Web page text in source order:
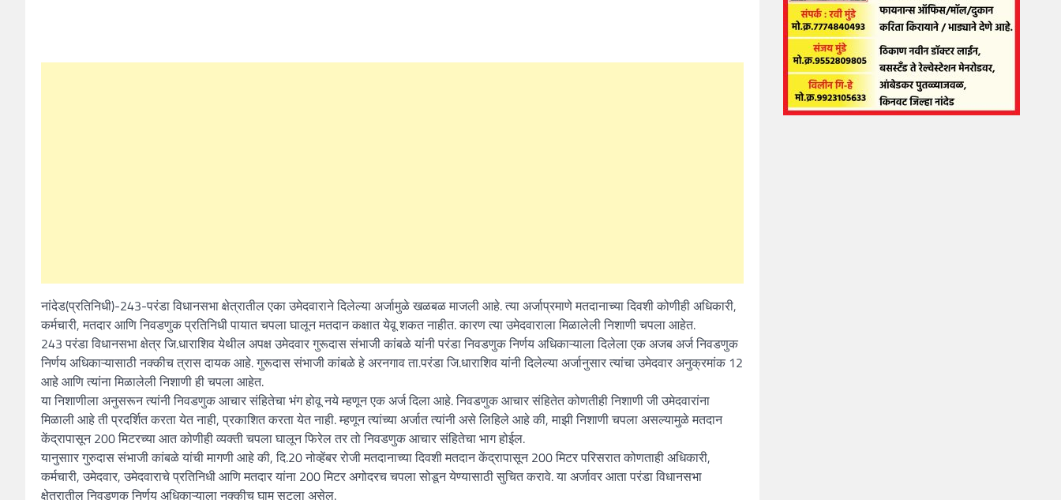
नांदेड(प्रतिनिधी)-243-परंडा विधानसभा क्षेत्रातील एका उमेदवाराने दिलेल्या अर्जामुळे खळबळ माजली आहे. त्या अर्जाप्रमाणे मतदानाच्या दिवशी कोणीही अधिकारी,
कर्मचारी, मतदार आणि निवडणुक प्रतिनिधी पायात चपला घालून मतदान कक्षात येवू शकत नाहीत. कारण त्या उमेदवाराला मिळालेली निशाणी चपला आहेत.
243 परंडा विधानसभा क्षेत्र जि.धाराशिव येथील अपक्ष उमेदवार गुरूदास संभाजी कांबळे यांनी परंडा निवडणुक निर्णय अधिकाऱ्याला दिलेला एक अजब अर्ज निवडणुक
निर्णय अधिकाऱ्यासाठी नक्कीच त्रास दायक आहे. गुरूदास संभाजी कांबळे हे अरनगाव ता.परंडा जि.धाराशिव यांनी दिलेल्या अर्जानुसार त्यांचा उमेदवार अनुक्रमांक 12
आहे आणि त्यांना मिळालेली निशाणी ही चपला आहेत.
या निशाणीला अनुसरून त्यांनी निवडणुक आचार संहितेचा भंग होवू नये म्हणून एक अर्ज दिला आहे. निवडणुक आचार संहितेत कोणतीही निशाणी जी उमेदवारांना
मिळाली आहे ती प्रदर्शित करता येत नाही, प्रकाशित करता येत नाही. म्हणून त्यांच्या अर्जात त्यांनी असे लिहिले आहे की, माझी निशाणी चपला असल्यामुळे मतदान
केंद्रापासून 200 मिटरच्या आत कोणीही व्यक्ती चपला घालून फिरेल तर तो निवडणुक आचार संहितेचा भाग होईल.
यानुसाार गुरुदास संभाजी कांबळे यांची मागणी आहे की, दि.20 नोव्हेंबर रोजी मतदानाच्या दिवशी मतदान केंद्रापासून 200 मिटर परिसरात कोणताही अधिकारी,
कर्मचारी, उमेदवार, उमेदवाराचे प्रतिनिधी आणि मतदार यांना 200 मिटर अगोदरच चपला सोडून येण्यासाठी सुचित करावे. या अर्जावर आता परंडा विधानसभा
क्षेत्रातील निवडणुक निर्णय अधिकाऱ्याला नक्कीच घाम सुटला असेल.